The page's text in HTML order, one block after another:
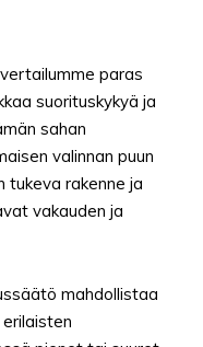
paras
suorituskykyä ja
sahan
valinnan puun
tukeva rakenne ja
vakauden ja
mahdollistaa